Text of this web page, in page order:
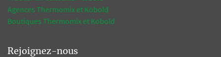
Agences Thermomix et Kobold
Boutiques Thermomix et Kobold
Rejoignez-nous